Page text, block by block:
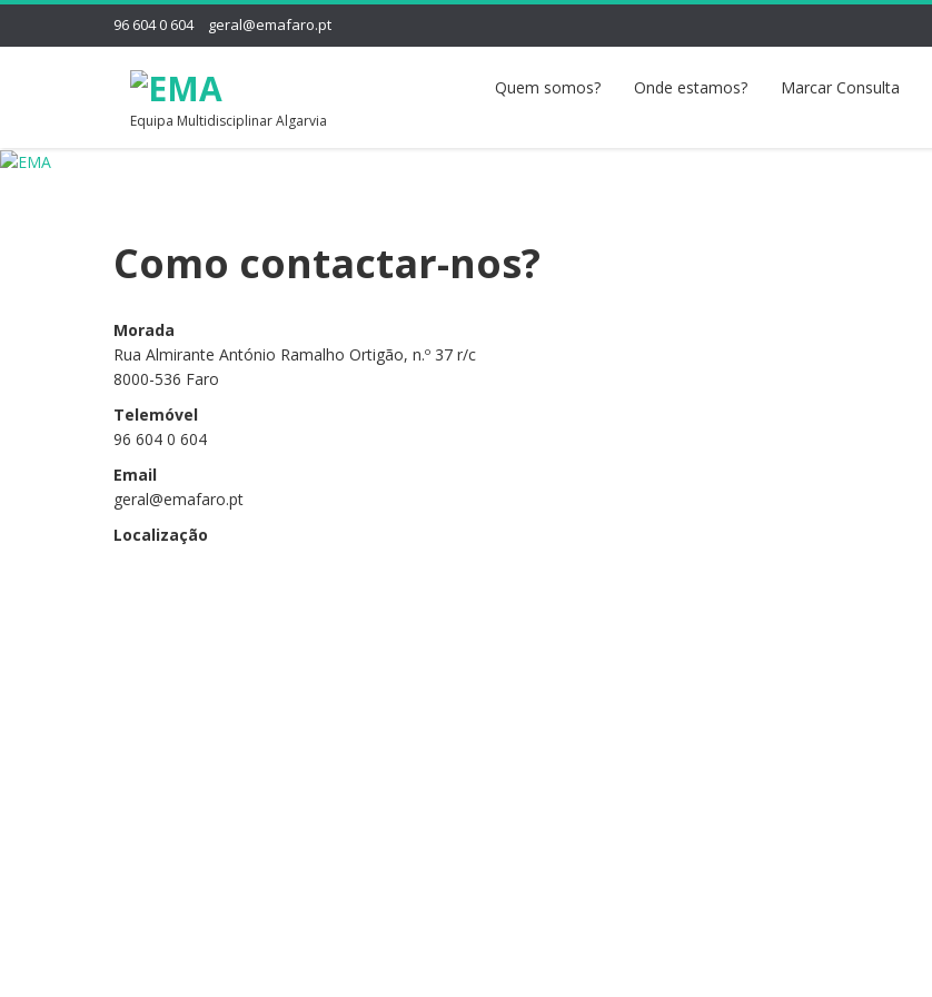
96 604 0 604 geral@emafaro.pt
Equipa Multidisciplinar Algarvia
Quem somos? Onde estamos? Marcar Consulta
Como contactar-nos?
Morada
Rua Almirante António Ramalho Ortigão, n.º 37 r/c
8000-536 Faro
Telemóvel
96 604 0 604
Email
geral@emafaro.pt
Localização